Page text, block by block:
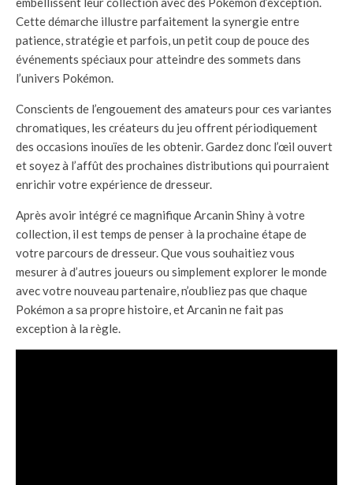
Cette démarche illustre parfaitement la synergie entre
patience, stratégie et parfois, un petit coup de pouce des
événements spéciaux pour atteindre des sommets dans
l’univers Pokémon.
Conscients de l’engouement des amateurs pour ces variantes
chromatiques, les créateurs du jeu offrent périodiquement
des occasions inouïes de les obtenir. Gardez donc l’œil ouvert
et soyez à l’affût des prochaines distributions qui pourraient
enrichir votre expérience de dresseur.
Après avoir intégré ce magnifique Arcanin Shiny à votre
collection, il est temps de penser à la prochaine étape de
votre parcours de dresseur. Que vous souhaitiez vous
mesurer à d’autres joueurs ou simplement explorer le monde
avec votre nouveau partenaire, n’oubliez pas que chaque
Pokémon a sa propre histoire, et Arcanin ne fait pas
exception à la règle.